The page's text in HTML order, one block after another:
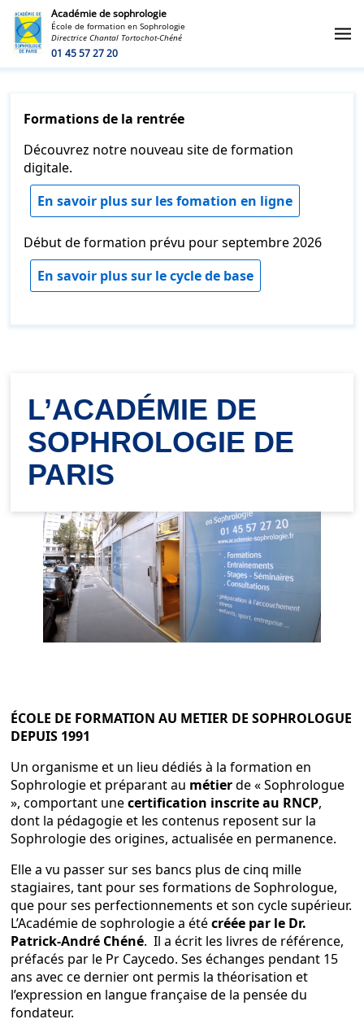
Académie de sophrologie
École de formation en Sophrologie
Directrice Chantal Tortochot-Chéné
01 45 57 27 20
Formations de la rentrée
Découvrez notre nouveau site de formation
digitale.
En savoir plus sur les fomation en ligne
Début de formation prévu pour septembre 2026
En savoir plus sur le cycle de base
L’ACADÉMIE DE
SOPHROLOGIE DE
PARIS
ÉCOLE DE FORMATION AU METIER DE SOPHROLOGUE
DEPUIS 1991
Un organisme et un lieu dédiés à la formation en
Sophrologie et préparant au métierde « Sophrologue
», comportant unecertification inscrite au RNCP,
dont la pédagogie et les contenus reposent sur la
Sophrologie des origines, actualisée en permanence.
Elle a vu passer sur ses bancs plus de cinq mille
stagiaires, tant pour ses formations de Sophrologue,
que pour ses perfectionnements et son cycle supérieur.
L’Académie de sophrologie a étécréée par le Dr.
Patrick-André Chéné. Il a écrit les livres de référence,
préfacés par le Pr Caycedo. Ses échanges pendant 15
ans avec ce dernier ont permis la théorisation et
l’expression en langue française de la pensée du
fondateur.